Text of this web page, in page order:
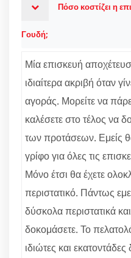
Πόσο κοστίζει η
Γουδή;
Μία επισκευή
ιδιαίτερα ακριβή όταν
αγοράς. Μορείτε να
καλέσετε στο τέλος να
των προτάσεων. Εμείς
γρίφο για όλες τις
Μόνο έτσι θα έχετε
περιστατικό. Πάντως
δύσκολα περιστατικά
δοκομάσετε. Το
ιδιώτες και